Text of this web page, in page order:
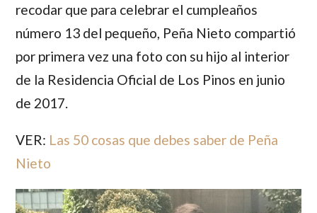
recodar que para celebrar el cumpleaños
número 13 del pequeño, Peña Nieto compartió
por primera vez una foto con su hijo al interior
de la Residencia Oficial de Los Pinos en junio
de 2017.
VER: Las 50 cosas que debes saber de Peña
Nieto